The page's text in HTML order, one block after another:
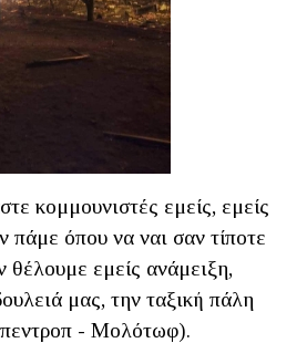
κομμουνιστές εμείς, εμείς
πάμε όπου να ναι σαν τίποτε
θέλουμε εμείς ανάμειξη,
μας, την ταξική πάλη
- Μολότωφ).